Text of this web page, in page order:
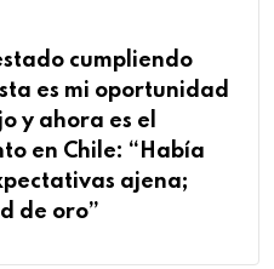
cumpliendo
es mi oportunidad
y ahora es el
en Chile: “Había
ajena;
de oro”